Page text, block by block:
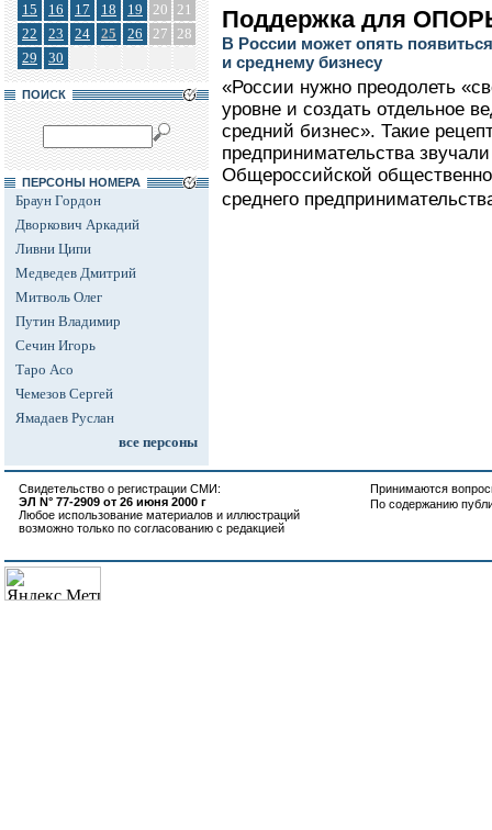
15
16 17 18 19 20 21
22
23 24 25 26 27 28
29
30
ПОИСК
ПЕРСОНЫ НОМЕРА
Браун Гордон
Дворкович Аркадий
Ливни Ципи
Медведев Дмитрий
Митволь Олег
Путин Владимир
Сечин Игорь
Таро Асо
Чемезов Сергей
Ямадаев Руслан
все персоны
Поддержка для
В России может опять
и среднему бизнесу
«России нужно преодолеть
уровне и создать отдельное
средний бизнес». Такие
предпринимательства
Общероссийской
среднего
Свидетельство о регистрации СМИ:
ЭЛ N° 77-2909 от 26 июня 2000 г
Любое использование материалов и иллюстраций
возможно только по согласованию с редакцией
Принимаются
По содержанию